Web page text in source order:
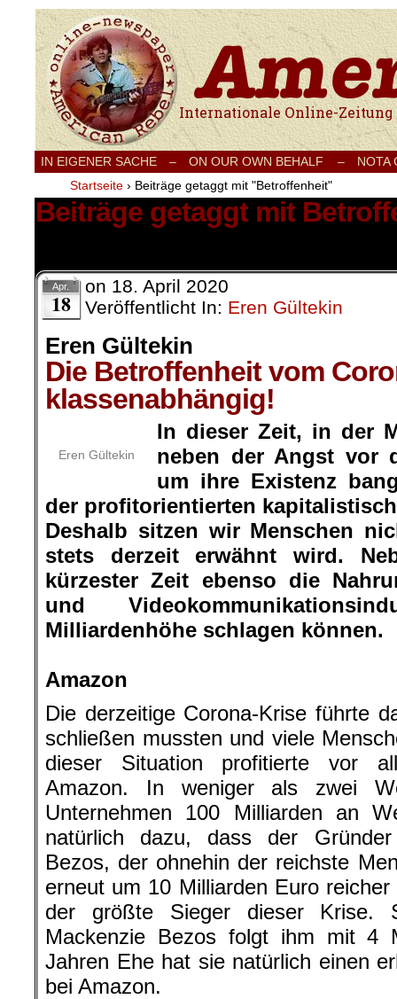
Internationale Onlinezeitung für Frieden,
IN EIGENER SACHE – ON OUR OWN BEHALF –
NOTA
Startseite › Beiträge getaggt mit "Betroffenheit"
Beiträge getaggt mit
Apr.
18
on 18. April 2020
Veröffentlicht In: Eren Gültekin
Eren Gültekin
Die Betroffenheit vom
klassenabhängig!
Eren Gültekin
In dieser Zeit, in der
neben der Angst vor
um ihre Existenz
der profitorientierten
Deshalb sitzen wir Menschen
stets derzeit erwähnt wird.
kürzester Zeit ebenso die
und
Milliardenhöhe schlagen können.
Amazon
Die derzeitige Corona-Krise führte
schließen mussten und viele
dieser Situation profitierte vor
Amazon. In weniger als zwei
Unternehmen 100 Milliarden an
natürlich dazu, dass der
Bezos, der ohnehin der reichste
erneut um 10 Milliarden Euro
der größte Sieger dieser Krise.
Mackenzie Bezos folgt ihm mit 4
Jahren Ehe hat sie natürlich einen
bei Amazon.